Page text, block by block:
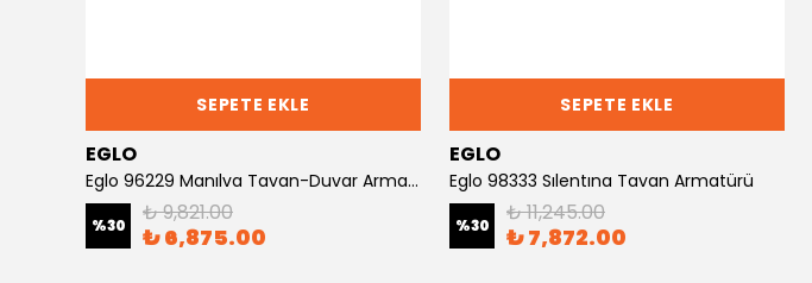
SEPETE EKLE
EGLO
Eglo 96229 Manılva Tavan-Duvar Armatürü
%30 ₺ 9,821.00
₺ 6,875.00
SEPETE EKLE
EGLO
Eglo 98333 Sılentına Tavan Armatürü
%30 ₺ 11,245.00
₺ 7,872.00